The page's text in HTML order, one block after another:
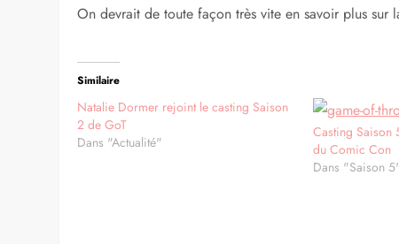
On devrait de toute façon très vite en savoir plus sur
Similaire
Natalie Dormer rejoint le casting Saison
2 de GoT
Dans "Actualité"
Casting Saison
du Comic Con
Dans "Saison